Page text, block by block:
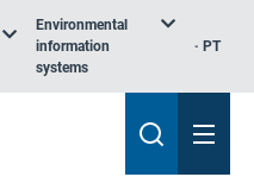
Environmental
information
systems
PT